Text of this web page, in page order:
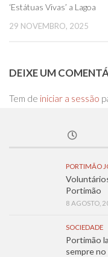
‘Estátuas Vivas’ a Lagoa
29 NOVEMBRO, 2025
DEIXE UM
Tem de iniciar a sessão
PORTIMÃO
Portimão
8 AGOSTO,
SOCIEDADE
Portimão
sempre